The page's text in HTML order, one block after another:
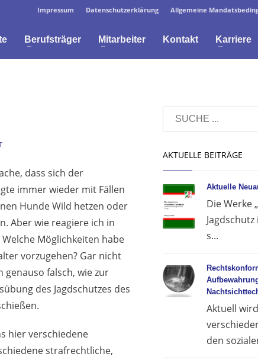
Impressum Datenschutzerklärung Allgemeine
Berufsträger Mitarbeiter Kontakt Karriere
dass sich der
immer wieder mit Fällen
Hunde Wild hetzen oder
Aber wie reagiere ich in
Möglichkeiten habe
vorzugehen? Gar nicht
falsch, wie zur
des Jagdschutzes des
hier verschiedene
strafrechtliche,
AKTUELLE BEITRÄGE
Aktuelle
Die Werke
Jagdschutz
s...
Aktuell wird
den